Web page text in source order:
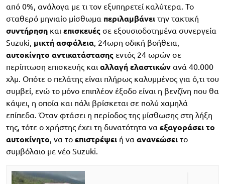
από 0%, ανάλογα με τι τον εξυπηρετεί καλύτερα. Το
σταθερό μηνιαίο μίσθωμα περιλαμβάνει την τακτική
συντήρηση και επισκευές σε εξουσιοδοτημένα συνεργεία
Suzuki, μικτή ασφάλεια, 24ωρη οδική βοήθεια,
αυτοκίνητο αντικατάστασης εντός 24 ωρών σε
περίπτωση επισκευής και αλλαγή ελαστικών ανά 40.000
χλμ. Οπότε ο πελάτης είναι πλήρως καλυμμένος για ό,τι του
συμβεί, ενώ το μόνο επιπλέον έξοδο είναι η βενζίνη που θα
κάψει, η οποία και πάλι βρίσκεται σε πολύ χαμηλά
επίπεδα. Όταν φτάσει η περίοδος της μίσθωσης στη λήξη
της, τότε ο χρήστης έχει τη δυνατότητα να εξαγοράσει το
αυτοκίνητο, να το επιστρέψει ή να ανανεώσει το
συμβόλαιο με νέο Suzuki.